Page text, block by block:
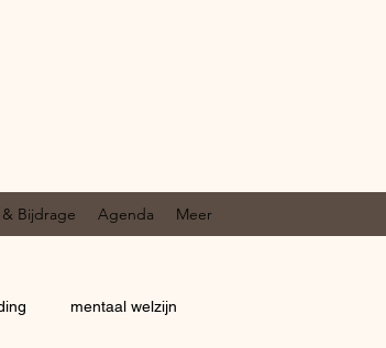
Bijdrage Agenda Meer
mentaal welzijn